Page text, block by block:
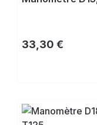
Prix régulier :
33,30 €